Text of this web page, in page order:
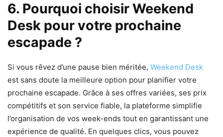
6. Pourquoi choisir Weekend
Desk pour votre prochaine
escapade ?
Si vous rêvez d’une pause bien méritée, Weekend Desk
est sans doute la meilleure option pour planifier votre
prochaine escapade. Grâce à ses offres variées, ses prix
compétitifs et son service fiable, la plateforme simplifie
l’organisation de vos week-ends tout en garantissant une
expérience de qualité. En quelques clics, vous pouvez